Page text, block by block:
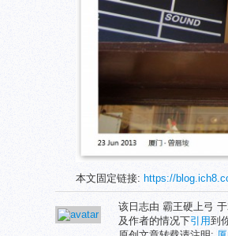
本文固定链接: https://
该日志由 霸王硬上弓
及作者的情况下引用到